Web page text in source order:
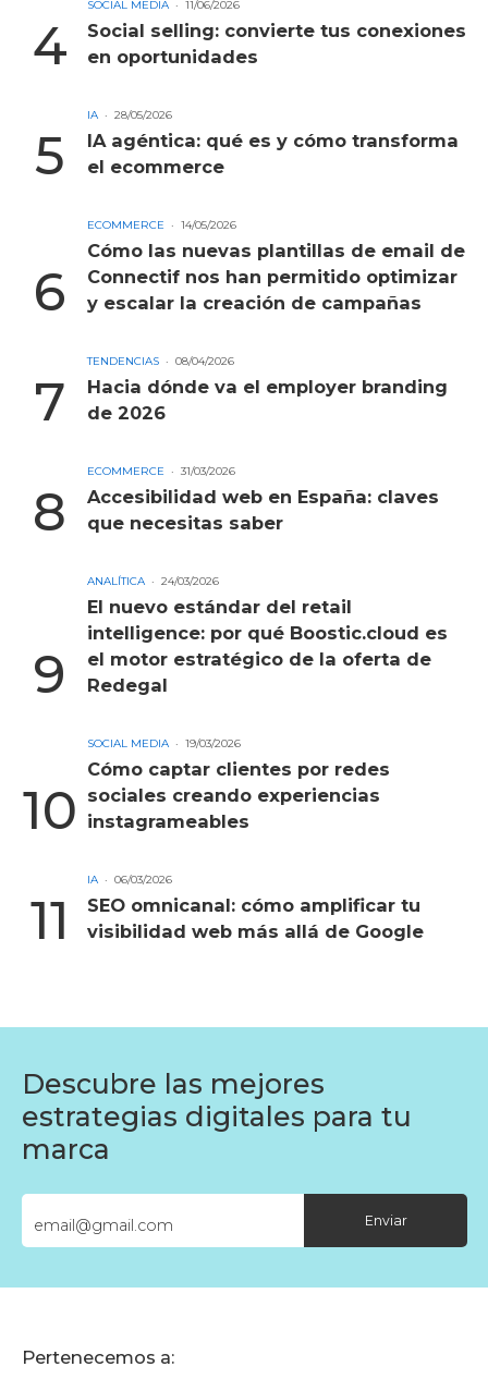
SOCIAL MEDIA 11/06/2026
Social selling: convierte tus conexiones
en oportunidades
IA 28/05/2026
IA agéntica: qué es y cómo transforma
el ecommerce
ECOMMERCE 14/05/2026
Cómo las nuevas plantillas de email de
Connectif nos han permitido optimizar
y escalar la creación de campañas
TENDENCIAS 08/04/2026
Hacia dónde va el employer branding
de 2026
ECOMMERCE 31/03/2026
Accesibilidad web en España: claves
que necesitas saber
ANALÍTICA 24/03/2026
El nuevo estándar del retail
intelligence: por qué Boostic.cloud es
el motor estratégico de la oferta de
Redegal
SOCIAL MEDIA 19/03/2026
Cómo captar clientes por redes
sociales creando experiencias
instagrameables
IA 06/03/2026
SEO omnicanal: cómo amplificar tu
visibilidad web más allá de Google
Descubre las mejores
estrategias digitales para tu
marca
Enviar
Pertenecemos a: